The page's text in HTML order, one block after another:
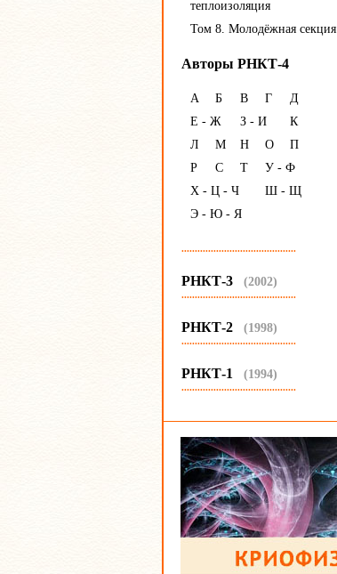
теплоизоляция
Том 8. Молодёжная секция
Авторы РНКТ-4
А Б В Г
Д
Е - Ж
З - И
К
Л
М Н О
П
Р
С Т
У - Ф
Х - Ц - Ч
Ш - Щ
Э - Ю - Я
...........................................
РНКТ-3 (2002)
...........................................
РНКТ-2 (1998)
...........................................
РНКТ-1 (1994)
...........................................